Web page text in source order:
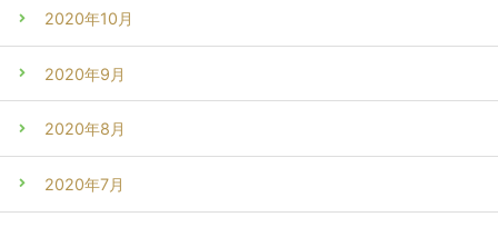
2020年10月
2020年9月
2020年8月
2020年7月